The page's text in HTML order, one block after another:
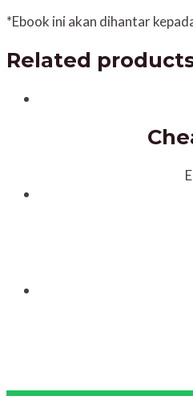
*Ebook ini akan dihantar
Related